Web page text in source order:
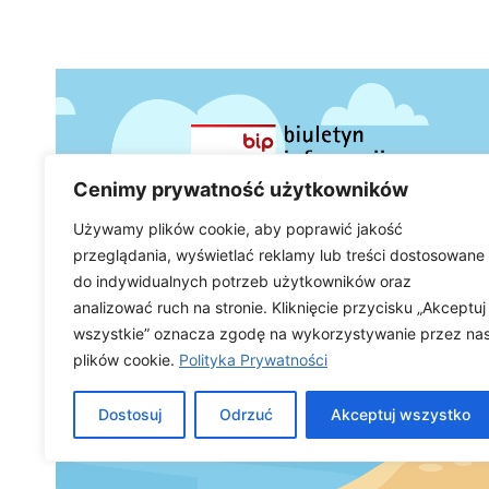
Cenimy prywatność użytkowników
Używamy plików cookie, aby poprawić jakość
przeglądania, wyświetlać reklamy lub treści dostosowane
do indywidualnych potrzeb użytkowników oraz
analizować ruch na stronie. Kliknięcie przycisku „Akceptuj
wszystkie” oznacza zgodę na wykorzystywanie przez
plików cookie. Polityka Prywatności
Dostosuj Odrzuć Akceptuj wszystko